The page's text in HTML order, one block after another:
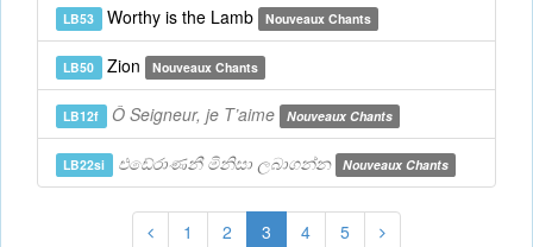
LB53 Worthy is the Lamb Nouveaux Chants
LB50 Zion Nouveaux Chants
LB12f Ô Seigneur, je T’aime Nouveaux Chants
LB22si එඩේරාණනී මිනිසා ලබාගන්න Nouveaux Chants
1 2 3 4 5